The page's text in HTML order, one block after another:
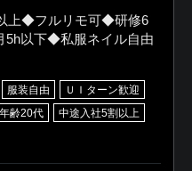
上◆フルリモ可◆研修6
以下◆私服ネイル自由
服装自由
ＵＩターン歓迎
齢20代
中途入社5割以上